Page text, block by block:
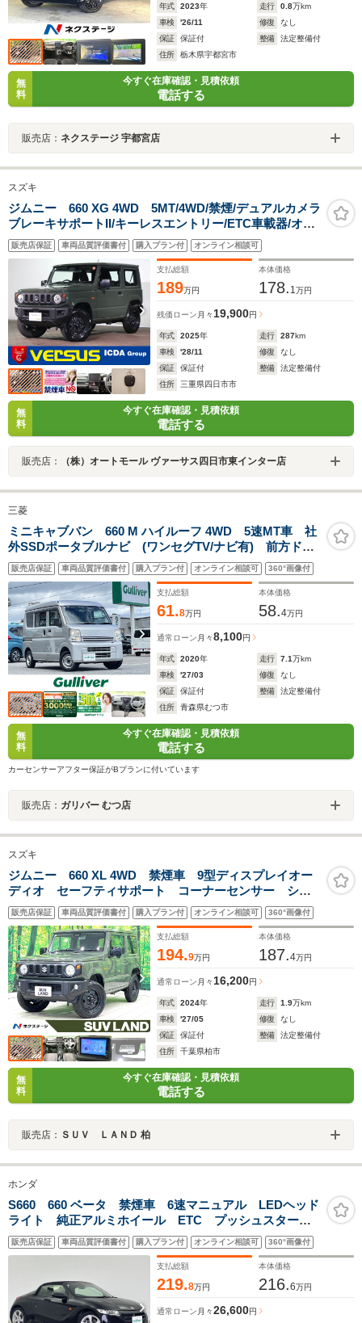
年式 2023年 走行 0.8万km
車検
'26/11 修復
なし
保証
保証付 整備
法定整備付
住所
栃木県宇都宮市
無
料
今すぐ在庫確認・見積依頼
電話する
販売店： ネクステージ 宇都宮店
スズキ
ジムニー 660 XG 4WD 5MT/4WD/禁煙/デュアルカメラ
ブレーキサポートII/キーレスエントリー/ETC車載器/オー
トライト/オートハイビーム/パーキングセンサー/アイドリ
ングストップ
販売店保証 車両品質評価書付 購入プラン付 オンライン相談可
支払総額
189万円
本体価格
178. 1万円
残価ローン 月々 19,900円
年式 2025年 走行 287km
車検
'28/11 修復
なし
保証
保証付 整備
法定整備付
住所
三重県四日市市
無
料
今すぐ在庫確認・見積依頼
電話する
販売店： （株）オートモール ヴァーサス四日市東インター店
三菱
ミニキャブバン 660 M ハイルーフ 4WD 5速MT車 社
外SSDポータブルナビ (ワンセグTV/ナビ有) 前方ドラ
イブレコーダー スタットレスタイヤ(車載) シェルフ
ドアバイザー 社外ゴムマット 電源ソケット×1
販売店保証 車両品質評価書付 購入プラン付 オンライン相談可 360°画像付
支払総額
61.8万円
本体価格
58.4万円
通常ローン 月々8,100円
年式 2020年 走行 7.1万km
車検
'27/03 修復
なし
保証
保証付 整備
法定整備付
住所
青森県むつ市
無
料
今すぐ在庫確認・見積依頼
電話する
カーセンサーアフター保証がBプランに付いています
販売店： ガリバー むつ店
スズキ
ジムニー 660 XL 4WD 禁煙車 9型ディスプレイオー
ディオ セーフティサポート コーナーセンサー シー
トヒーター スマートキー ビルトインETC 純正16イ
ンチアルミ オートハイビーム ダウンヒルアシスト
オートエアコン
販売店保証 車両品質評価書付 購入プラン付 オンライン相談可 360°画像付
支払総額
194.9万円
本体価格
187.4万円
通常ローン 月々 16,200円
年式 2024年 走行 1.9万km
車検
'27/05 修復
なし
保証
保証付 整備
法定整備付
住所
千葉県柏市
無
料
今すぐ在庫確認・見積依頼
電話する
販売店： ＳＵＶ ＬＡＮＤ 柏
ホンダ
S660 660 ベータ 禁煙車 6速マニュアル LEDヘッド
ライト 純正アルミホイール ETC プッシュスター
ト スマートキー 盗難防止装置 横滑り防止装置
ABS Wエアバッグ 純正フロアマット パワーウィン
販売店保証 車両品質評価書付 購入プラン付 オンライン相談可 360°画像付
支払総額
219.8万円
本体価格
216.6万円
通常ローン 月々26,600円